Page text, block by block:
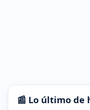
📰 Lo último de